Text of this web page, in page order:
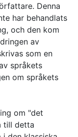
Denna
har behandlats
och den kom
av
som en
språkets
om språkets
om "det
till detta